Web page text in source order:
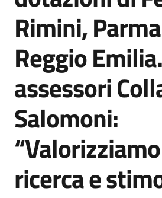
Seguici
su
Rimini,
Reggio
assessori
Salomoni:
ricerca e